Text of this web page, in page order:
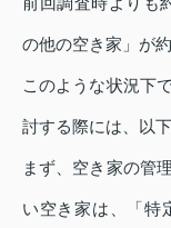
の他の空き家」が
このような状況下
討する際には、以
まず、空き家の管
い空き家は、「特